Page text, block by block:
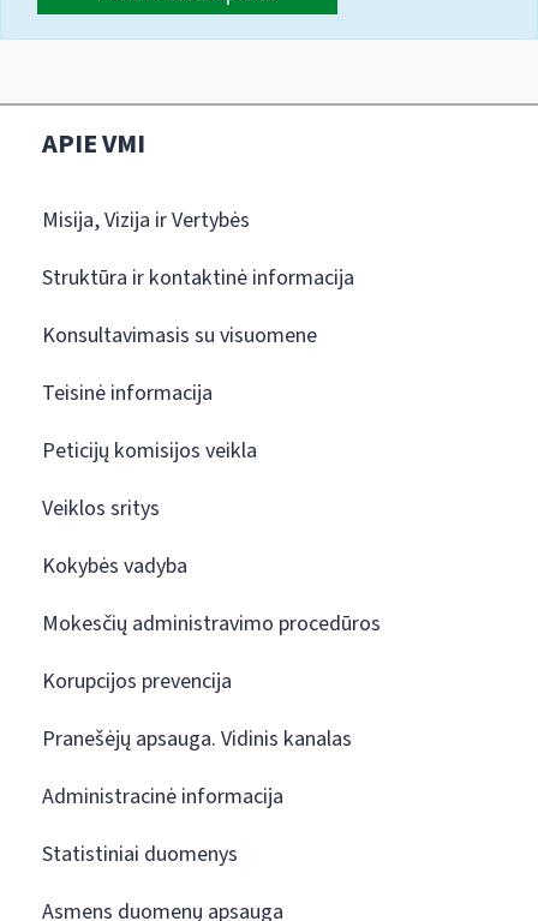
APIE VMI
Misija, Vizija ir Vertybės
Struktūra ir kontaktinė informacija
Konsultavimasis su visuomene
Teisinė informacija
Peticijų komisijos veikla
Veiklos sritys
Kokybės vadyba
Mokesčių administravimo procedūros
Korupcijos prevencija
Pranešėjų apsauga. Vidinis kanalas
Administracinė informacija
Statistiniai duomenys
Asmens duomenų apsauga